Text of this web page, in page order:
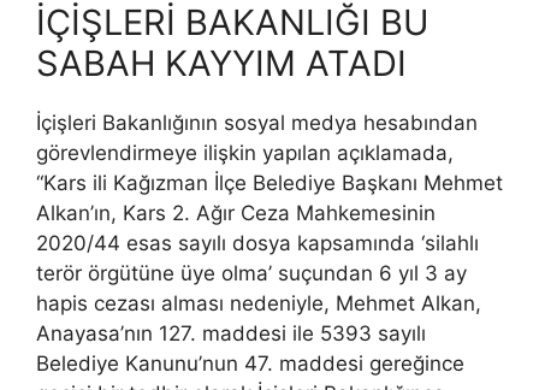
İÇİŞLERİ BAKANLIĞI BU
SABAH KAYYIM ATADI
İçişleri Bakanlığının sosyal medya hesabından
görevlendirmeye ilişkin yapılan açıklamada,
“Kars ili Kağızman İlçe Belediye Başkanı Mehmet
Alkan’ın, Kars 2. Ağır Ceza Mahkemesinin
2020/44 esas sayılı dosya kapsamında ‘silahlı
terör örgütüne üye olma’ suçundan 6 yıl 3 ay
hapis cezası alması nedeniyle, Mehmet Alkan,
Anayasa’nın 127. maddesi ile 5393 sayılı
Belediye Kanunu’nun 47. maddesi gereğince